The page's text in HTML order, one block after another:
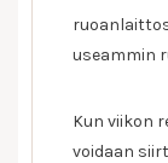
useammin
Kun viikon
voidaan